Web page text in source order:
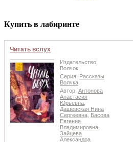
Купить в лабиринте
Читать вслух
Издательство:
Волчок
Серия: Рассказы
Волчка
Автор: Антонова
Анастасия
Юрьевна
Дашевская Нина
Сергеевна
Басова
Евгения
Владимировна
Зайцева
Александра